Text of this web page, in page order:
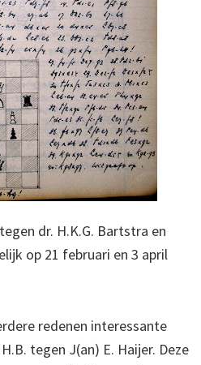
dr. H.K.G. Bartstra en
op 21 februari en 3 april
redenen interessante
tegen J(an) E. Haijer. Deze